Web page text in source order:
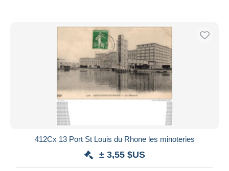
412Cx 13 Port St Louis du Rhone les minoteries
± 3,55 $US